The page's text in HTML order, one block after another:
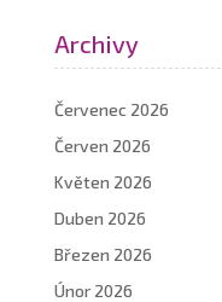
Archivy
Červenec 2026
Červen 2026
Květen 2026
Duben 2026
Březen 2026
Únor 2026